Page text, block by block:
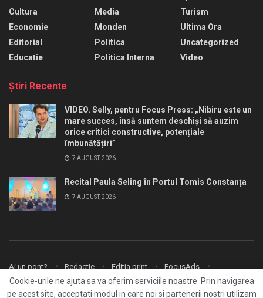
Cultura
Economie
Editorial
Educatie
Media
Monden
Politica
Politica Interna
Turism
Ultima Ora
Uncategorized
Video
Ştiri Recente
VIDEO. Selly, pentru Focus Press: „Nibiru este un
mare succes, însă suntem deschiși să auzim
orice critici constructive, potențiale
îmbunătățiri”
7 AUGUST, 2026
Recital Paula Seling în Portul Tomis Constanța
7 AUGUST, 2026
Ai un pont? Redactie Editia print
FocusAds
Agentie publicitate
Cookie-urile ne ajuta sa va oferim serviciile noastre. Prin navigarea
pe acest site, acceptati modul in care noi si partenerii nostri utilizam